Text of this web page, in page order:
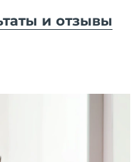
и отзывы